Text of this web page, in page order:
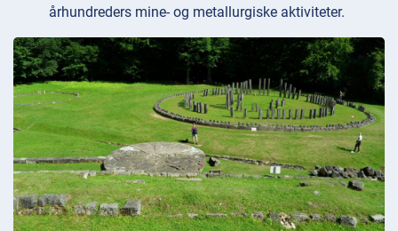
århundreders mine- og metallurgiske aktiviteter.